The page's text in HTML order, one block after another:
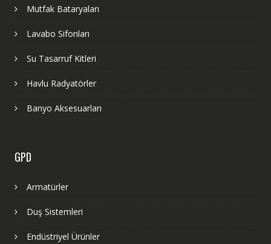
Mutfak Bataryaları
Lavabo Sifonları
Su Tasarruf Kitleri
Havlu Radyatörler
Banyo Aksesuarları
GPD
Armatürler
Duş Sistemleri
Endüstriyel Ürünler